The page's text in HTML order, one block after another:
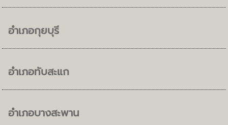
อำเภอกุยบุรี
อำเภอทับสะแก
อำเภอบางสะพาน